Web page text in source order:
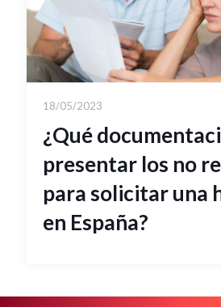
18/05/2023
¿Qué
presentar los no
para solicitar una
en España?